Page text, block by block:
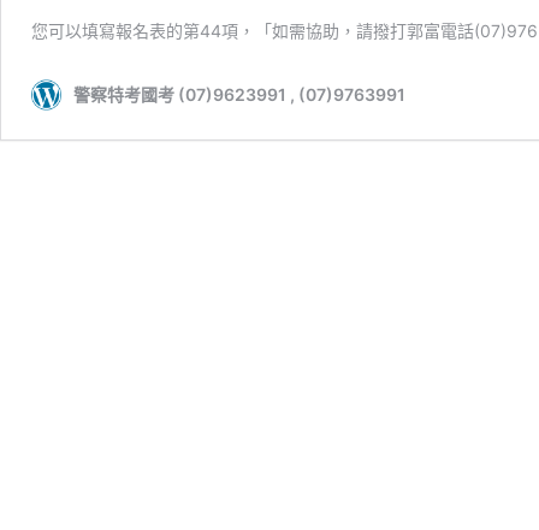
您可以填寫報名表的第44項，「如需協助，請撥打郭富電話
警察特考國考 (07)9623991 , (07)9763991